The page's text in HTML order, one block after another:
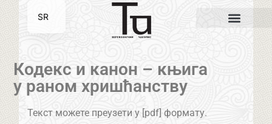
Кодекс и канон – књига
у раном хришћанству
Текст можете преузети у [pdf] формату.
SR
EN